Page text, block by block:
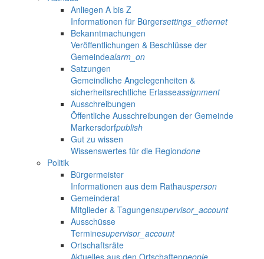
Anliegen A bis Z
Informationen für Bürgersettings_ethernet
Bekanntmachungen
Veröffentlichungen & Beschlüsse der
Gemeindealarm_on
Satzungen
Gemeindliche Angelegenheiten &
sicherheitsrechtliche Erlasseassignment
Ausschreibungen
Öffentliche Ausschreibungen der Gemeinde
Markersdorfpublish
Gut zu wissen
Wissenswertes für die Regiondone
Politik
Bürgermeister
Informationen aus dem Rathausperson
Gemeinderat
Mitglieder & Tagungensupervisor_account
Ausschüsse
Terminesupervisor_account
Ortschaftsräte
Aktuelles aus den Ortschaftenpeople